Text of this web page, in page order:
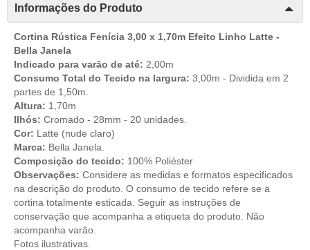
Informações do Produto
Cortina Rústica Fenícia 3,00 x 1,70m Efeito Linho Latte -
Bella Janela
Indicado para varão de até: 2,00m
Consumo Total do Tecido na largura: 3,00m - Dividida em 2
partes de 1,50m.
Altura: 1,70m
Ilhós: Cromado - 28mm - 20 unidades.
Cor: Latte (nude claro)
Marca: Bella Janela.
Composição do tecido: 100% Poliéster
Observações: Considere as medidas e formatos especificados
na descrição do produto. O consumo de tecido refere se a
cortina totalmente esticada. Seguir as instruções de
conservação que acompanha a etiqueta do produto. Não
acompanha varão.
Fotos ilustrativas.